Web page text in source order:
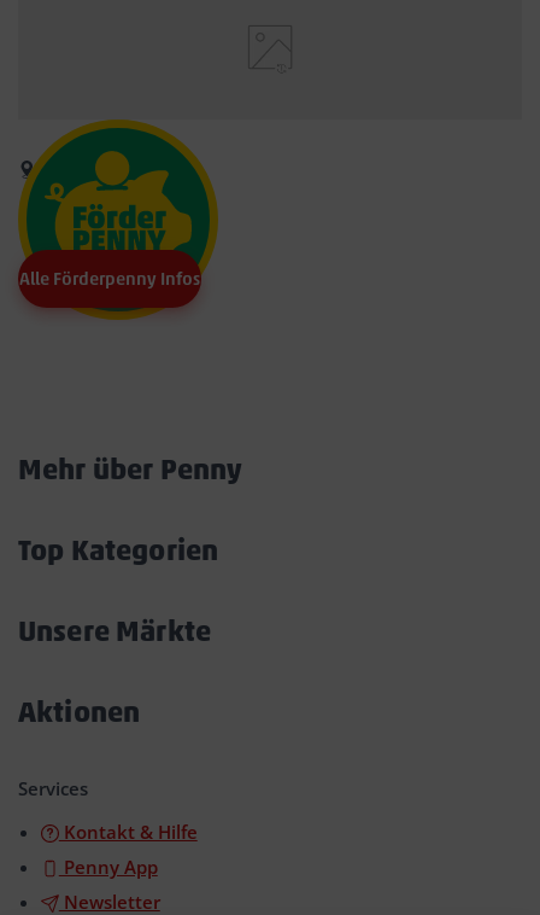
Alle Förderpenny Infos
Mehr über Penny
Top Kategorien
Unsere Märkte
Aktionen
Services
Kontakt & Hilfe
Penny App
Newsletter